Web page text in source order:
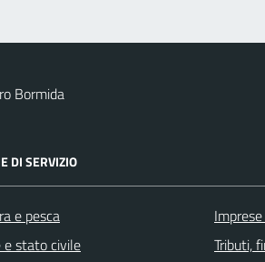
Bormida
DI SERVIZIO
e pesca
e stato civile
Tributi,